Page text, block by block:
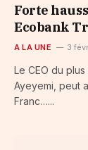
Forte
Ecobank
A LA UNE 3
Le CEO du
Ayeyemi, peut
Franc…...